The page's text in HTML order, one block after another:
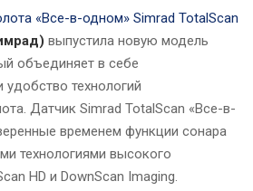
выпустила новую модель
объединяет в себе
удобство технологий
Датчик Simrad TotalScan «Все-в-
временем функции сонара
технологиями высокого
HD и DownScan Imaging.